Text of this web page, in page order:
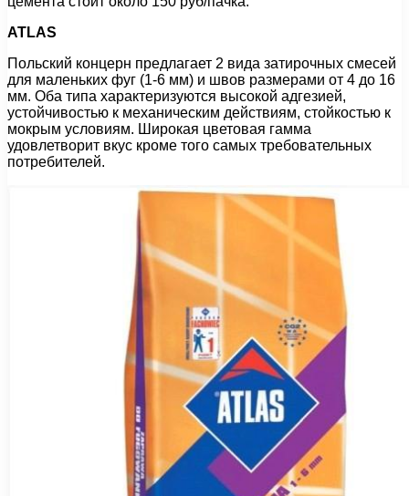
ATLAS
Польский концерн предлагает 2 вида затирочных смесей
для маленьких фуг (1-6 мм) и швов размерами от 4 до 16
мм. Оба типа характеризуются высокой адгезией,
устойчивостью к механическим действиям, стойкостью к
мокрым условиям. Широкая цветовая гамма
удовлетворит вкус кроме того самых требовательных
потребителей.